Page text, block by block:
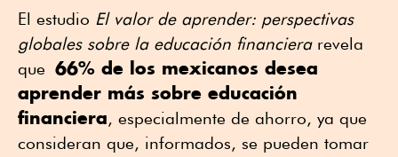
El estudio El valor de aprender: perspectivas
globales sobre la educación financiera revela
que 66% de los mexicanos desea
aprender más sobre educación
financiera, especialmente de ahorro, ya que
consideran que, informados, se pueden tomar